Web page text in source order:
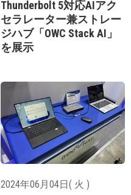
Thunderbolt 5対応AIアク
セラレーター兼ストレー
ジハブ「OWC Stack AI」
を展示
2024年06月04日( 火 )